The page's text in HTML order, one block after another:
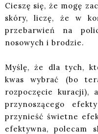
Cieszę się, że mogę
skóry, liczę, że w
przebarwień na
nosowych i brodzie.
Myślę, że dla tych,
kwas wybrać (bo
rozpoczęcie kuracji),
przynoszącego
przynieść świetne
efektywna,